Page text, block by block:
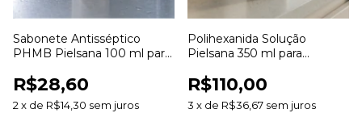
Sabonete Antisséptico
PHMB Pielsana 100 ml para
R$28,60
2 x de R$14,30 sem juros
Polihexanida Solução
Pielsana 350 ml para
R$110,00
3 x de R$36,67 sem juros